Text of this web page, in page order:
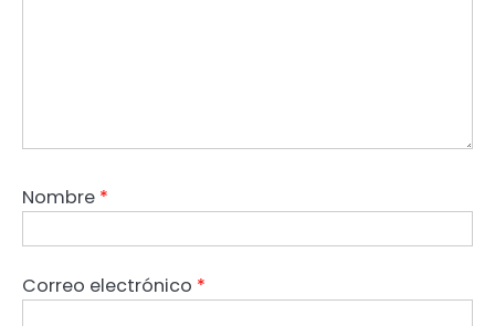
Nombre *
Correo electrónico *